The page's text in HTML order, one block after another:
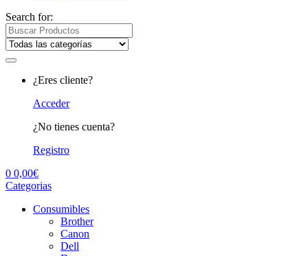
Search for:
¿Eres cliente?
Acceder
¿No tienes cuenta?
Registro
0 0,00€
Categorias
Consumibles
Brother
Canon
Dell